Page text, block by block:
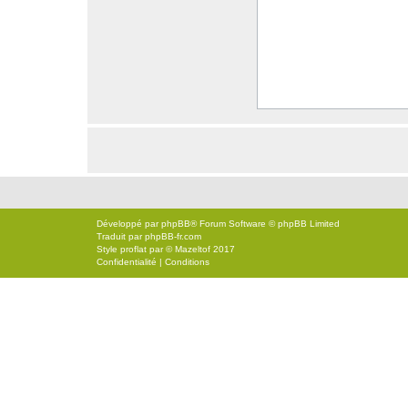
Développé parphpBB® Forum Software © phpBB Limited
Traduit parphpBB-fr.com
Style proflat par ©Mazeltof 2017
Confidentialité | Conditions